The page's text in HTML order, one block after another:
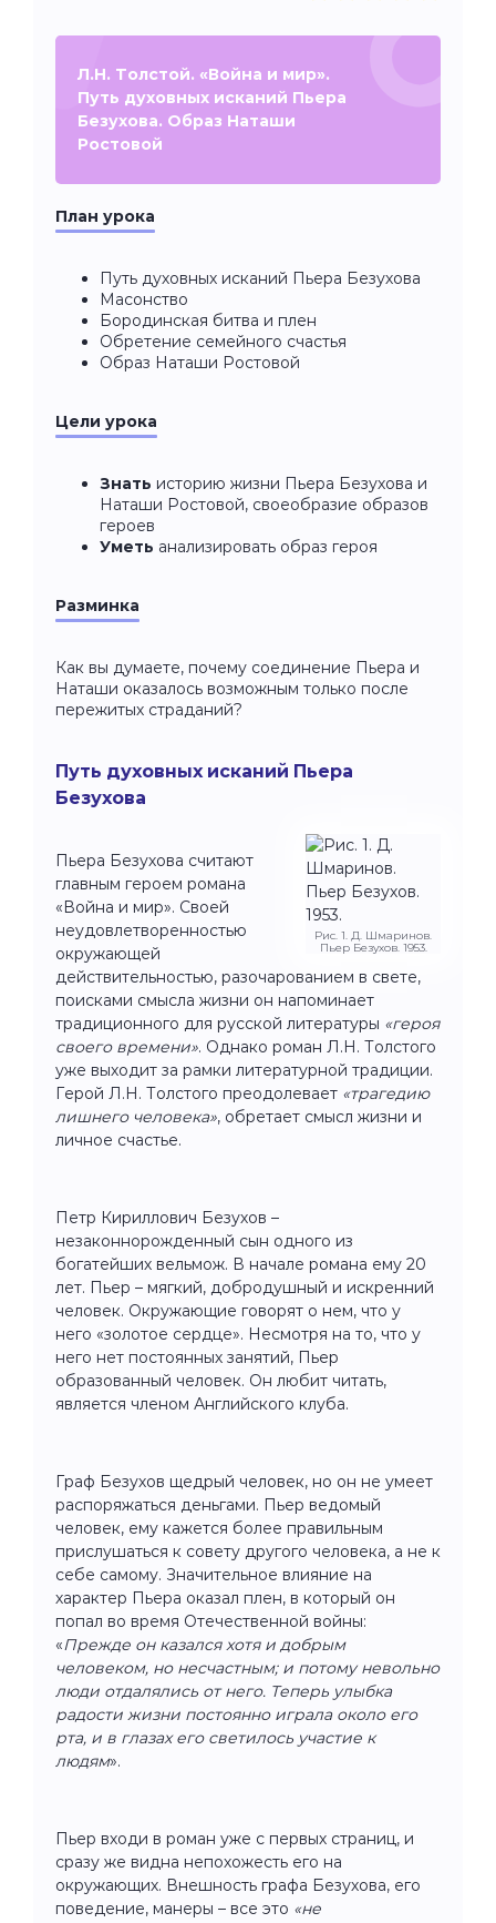
Л.Н. Толстой. «Война и мир».
Путь духовных исканий Пьера
Безухова. Образ Наташи
Ростовой
План урока
Путь духовных исканий Пьера Безухова
Масонство
Бородинская битва и плен
Обретение семейного счастья
Образ Наташи Ростовой
Цели урока
Знать историю жизни Пьера Безухова и
Наташи Ростовой, своеобразие образов
героев
Уметь анализировать образ героя
Разминка
Как вы думаете, почему соединение Пьера и
Наташи оказалось возможным только после
пережитых страданий?
Путь духовных исканий Пьера
Безухова
Рис. 1. Д. Шмаринов.
Пьер Безухов. 1953.
Пьера Безухова считают
главным героем романа
«Война и мир». Своей
неудовлетворенностью
окружающей
действительностью, разочарованием в свете,
поисками смысла жизни он напоминает
традиционного для русской литературы «героя
своего времени». Однако роман Л.Н. Толстого
уже выходит за рамки литературной традиции.
Герой Л.Н. Толстого преодолевает «трагедию
лишнего человека», обретает смысл жизни и
личное счастье.
Петр Кириллович Безухов –
незаконнорожденный сын одного из
богатейших вельмож. В начале романа ему 20
лет. Пьер – мягкий, добродушный и искренний
человек. Окружающие говорят о нем, что у
него «золотое сердце». Несмотря на то, что у
него нет постоянных занятий, Пьер
образованный человек. Он любит читать,
является членом Английского клуба.
Граф Безухов щедрый человек, но он не умеет
распоряжаться деньгами. Пьер ведомый
человек, ему кажется более правильным
прислушаться к совету другого человека, а не к
себе самому. Значительное влияние на
характер Пьера оказал плен, в который он
попал во время Отечественной войны:
«Прежде он казался хотя и добрым
человеком, но несчастным; и потому невольно
люди отдалялись от него. Теперь улыбка
радости жизни постоянно играла около его
рта, и в глазах его светилось участие к
людям».
Пьер входи в роман уже с первых страниц, и
сразу же видна непохожесть его на
окружающих. Внешность графа Безухова, его
поведение, манеры – все это «не